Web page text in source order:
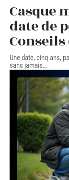
Casque
date de
Une date, cinq ans,
sans jamais…